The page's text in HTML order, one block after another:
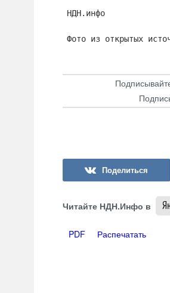
НДН.инфо
Фото из открытых
Читайте НДН.Инфо в
PDF Распечатать